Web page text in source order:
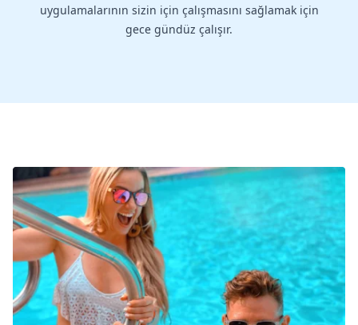
uygulamalarının sizin için çalışmasını sağlamak için
gece gündüz çalışır.